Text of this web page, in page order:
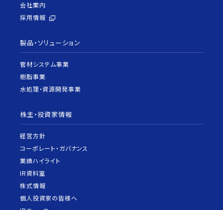
会社案内
採用情報
製品・ソリューション
管材システム事業
樹脂事業
水処理・資源開発事業
株主・投資家情報
経営方針
コーポレート・ガバナンス
業績ハイライト
IR資料室
株式情報
個人投資家の皆様へ